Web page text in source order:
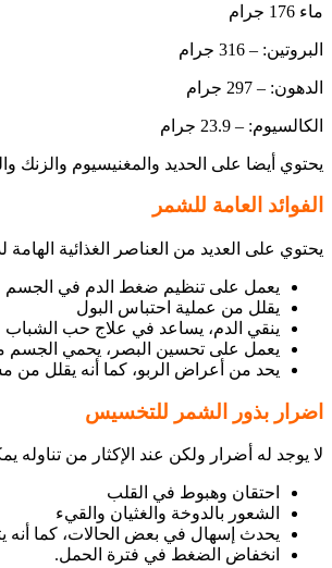
ماء 176 جرام
البروتين: – 316 جرام
الدهون: – 297 جرام
الكالسيوم: – 23.9 جرام
يحتوي أيضا على الحديد والمغنيسيوم والزنك
الفوائد العامة للشمر
يحتوي على العديد من العناصر الغذائية الهامة
يعمل على تنظيم ضغط الدم في الجسم
يقلل من عملية احتباس البول
ينقي الدم، يساعد في علاج حب الشباب
يعمل على تحسين البصر، يحمي
يحد من أعراض الربو، كما أنه يقلل من
اضرار بذور الشمر للتخسيس
لا يوجد له أضرار ولكن عند الإكثار من تناوله
احتقان وهبوط في القلب
الشعور بالدوخة والغثيان والقيء
يحدث إسهال في بعض الحالات، كما
انخفاض الضغط في فترة الحمل.